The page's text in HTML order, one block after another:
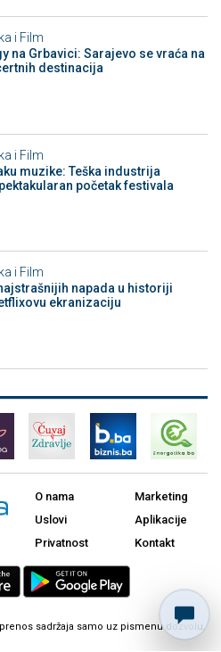
i Film
na Grbavici: Sarajevo se vraća na
destinacija
i Film
muzike: Teška industrija
početak festivala
i Film
napada u historiji
ekranizaciju
O nama
Uslovi
Privatnost
Marketing
Aplikacije
Kontakt
sadržaja samo uz pismenu dozvolu.